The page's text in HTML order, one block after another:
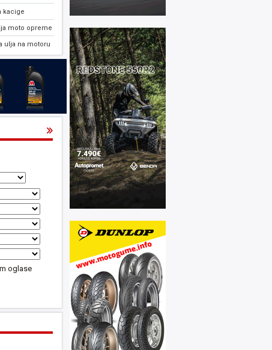
kacige
moto opreme
ulja na motoru
oglase